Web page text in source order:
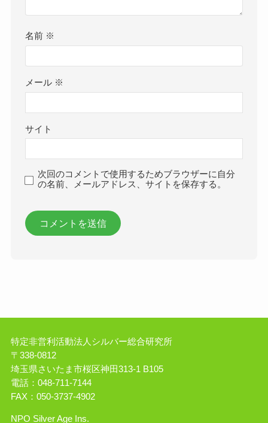
名前 ※
メール ※
サイト
次回のコメントで使用するためブラウザーに自分
の名前、メールアドレス、サイトを保存する。
特定非営利活動法人シルバー総合研究所
〒338-0812
埼玉県さいたま市桜区神田313-1 B105
電話：048-711-7144
FAX：050-3737-4902
NPO Silver Age Ins.